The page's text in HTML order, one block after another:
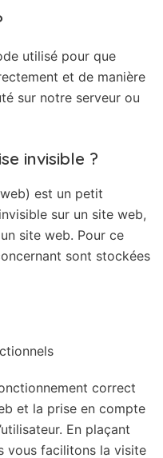
utilisé pour que
et de manière
sur notre serveur ou
invisible ?
est un petit
sur un site web,
site web. Pour ce
sont stockées
correct
et la prise en compte
En plaçant
vous facilitons la visite